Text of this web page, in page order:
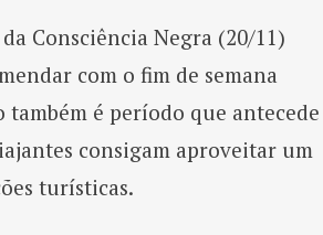
Consciência Negra (20/11)
com o fim de semana
é período que antecede
consigam aproveitar um
turísticas.